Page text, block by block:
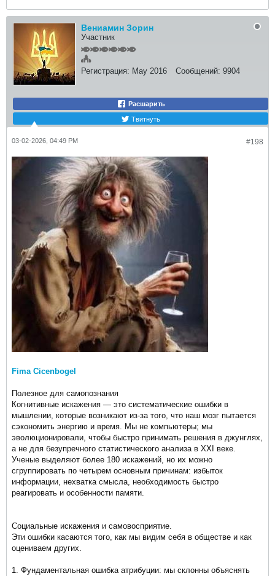
Вениамин Зорин
Участник
Регистрация: May 2016 Сообщений: 9904
Расшарить
Твитнуть
#198
03-02-2026, 04:49 PM
Fima Cicenbogel
Полезное для самопознания
Когнитивные искажения — это систематические ошибки в
мышлении, которые возникают из-за того, что наш мозг пытается
сэкономить энергию и время. Мы не компьютеры; мы
эволюционировали, чтобы быстро принимать решения в джунглях,
а не для безупречного статистического анализа в XXI веке.
Ученые выделяют более 180 искажений, но их можно
сгруппировать по четырем основным причинам: избыток
информации, нехватка смысла, необходимость быстро
реагировать и особенности памяти.
Социальные искажения и самовосприятие.
Эти ошибки касаются того, как мы видим себя в обществе и как
оцениваем других.
1. Фундаментальная ошибка атрибуции: мы склонны объяснять